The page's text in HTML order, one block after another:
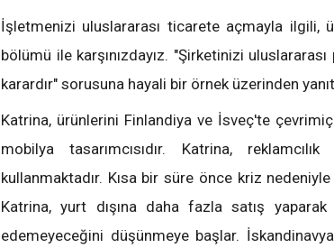
İşletmenizi uluslararası ticarete açmayla ilgili,
bölümü ile karşınızdayız. "Şirketinizi
karardır" sorusuna hayali bir örnek üzerinden
Katrina, ürünlerini Finlandiya ve İsveç'te
mobilya tasarımcısıdır. Katrina,
kullanmaktadır. Kısa bir süre önce kriz nedeniyle
Katrina, yurt dışına daha fazla satış
edemeyeceğini düşünmeye başlar.